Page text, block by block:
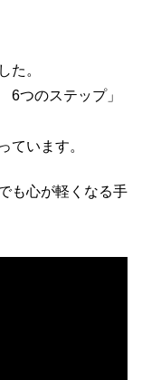
た。
6つのステップ」
ています。
も心が軽くなる手